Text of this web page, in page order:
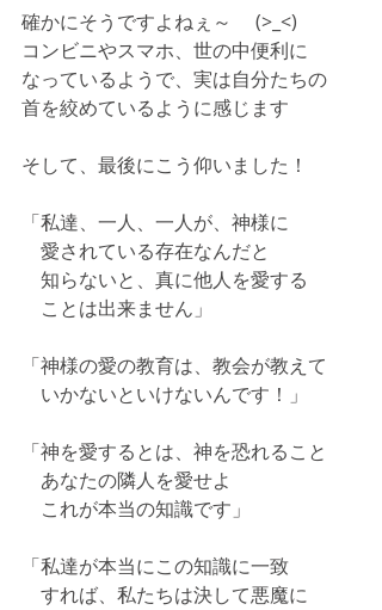
確かにそうですよねぇ～　 (>_<)
コンビニやスマホ、世の中便利に
なっているようで、実は自分たちの
首を絞めているように感じます
そして、最後にこう仰いました！
「私達、一人、一人が、神様に
愛されている存在なんだと
知らないと、真に他人を愛する
ことは出来ません」
「神様の愛の教育は、教会が教えて
いかないといけないんです！」
「神を愛するとは、神を恐れること
あなたの隣人を愛せよ
これが本当の知識です」
「私達が本当にこの知識に一致
すれば、私たちは決して悪魔に